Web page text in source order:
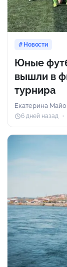
Новости
Юные
вышли в
турнира
Екатерина
6 дней назад